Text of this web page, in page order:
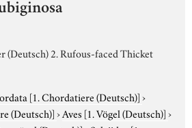
(Deutsch) 2. Rufous-faced Thicket
[1. Chordatiere (Deutsch)]›
(Deutsch)]›Aves [1. Vögel (Deutsch)]›